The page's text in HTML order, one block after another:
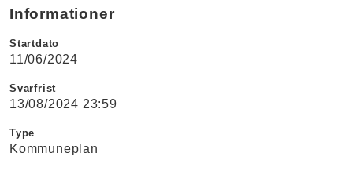
Informationer
Startdato
11/06/2024
Svarfrist
13/08/2024 23:59
Type
Kommuneplan